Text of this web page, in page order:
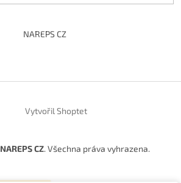
NAREPS CZ
Vytvořil Shoptet
NAREPS CZ. Všechna práva vyhrazena.